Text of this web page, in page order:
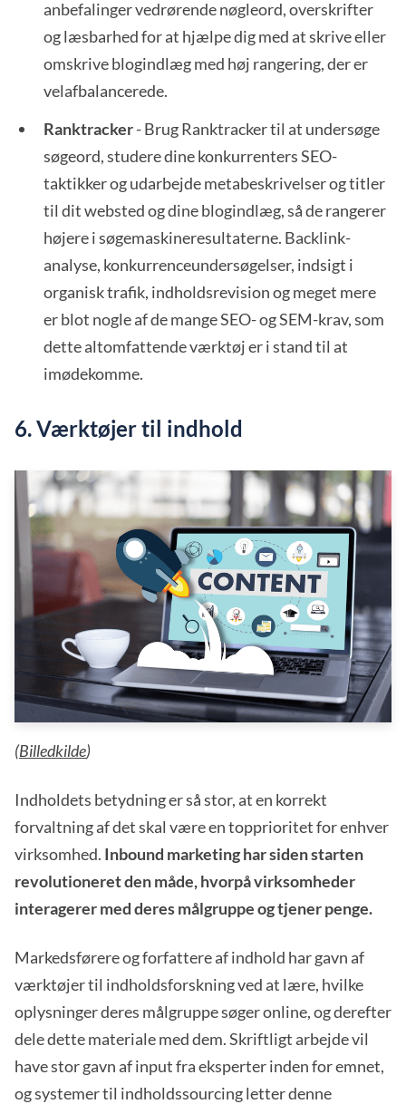
anbefalinger vedrørende nøgleord, overskrifter
og læsbarhed for at hjælpe dig med at skrive eller
omskrive blogindlæg med høj rangering, der er
velafbalancerede.
Ranktracker- Brug Ranktracker til at undersøge
søgeord, studere dine konkurrenters SEO-
taktikker og udarbejde metabeskrivelser og titler
til dit websted og dine blogindlæg, så de rangerer
højere i søgemaskineresultaterne. Backlink-
analyse, konkurrenceundersøgelser, indsigt i
organisk trafik, indholdsrevision og meget mere
er blot nogle af de mange SEO- og SEM-krav, som
dette altomfattende værktøj er i stand til at
imødekomme.
6. Værktøjer til indhold
(Billedkilde)
Indholdets betydning er så stor, at en korrekt
forvaltning af det skal være en topprioritet for enhver
virksomhed. Inbound marketing har siden starten
revolutioneret den måde, hvorpå virksomheder
interagerer med deres målgruppe og tjener penge.
Markedsførere og forfattere af indhold har gavn af
værktøjer til indholdsforskning ved at lære, hvilke
oplysninger deres målgruppe søger online, og derefter
dele dette materiale med dem. Skriftligt arbejde vil
have stor gavn af input fra eksperter inden for emnet,
og systemer til indholdssourcing letter denne